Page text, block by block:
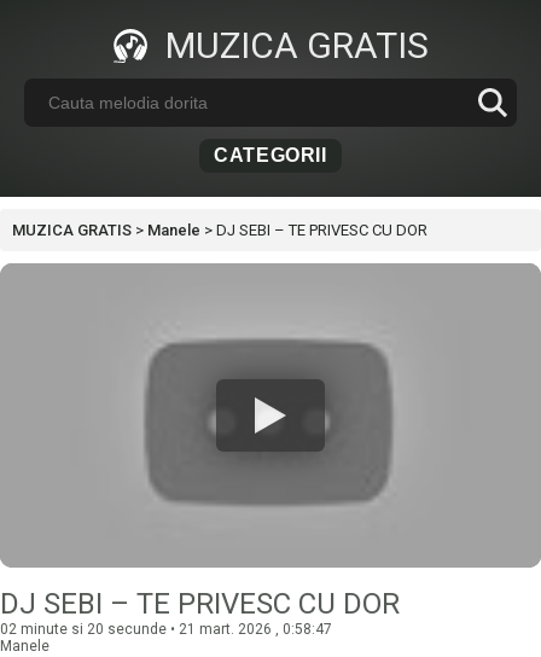
MUZICA GRATIS
CATEGORII
MUZICA GRATIS > Manele > DJ SEBI – TE PRIVESC CU DOR
DJ SEBI – TE PRIVESC CU DOR
02 minute si 20 secunde • 21 mart. 2026 , 0:58:47
Manele